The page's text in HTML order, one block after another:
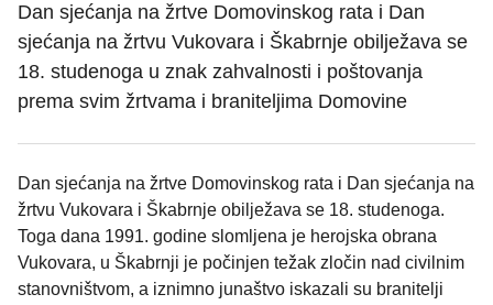
Dan sjećanja na žrtve Domovinskog rata i Dan
sjećanja na žrtvu Vukovara i Škabrnje obilježava se
18. studenoga u znak zahvalnosti i poštovanja
prema svim žrtvama i braniteljima Domovine
Dan sjećanja na žrtve Domovinskog rata i Dan sjećanja na
žrtvu Vukovara i Škabrnje obilježava se 18. studenoga.
Toga dana 1991. godine slomljena je herojska obrana
Vukovara, u Škabrnji je počinjen težak zločin nad civilnim
stanovništvom, a iznimno junaštvo iskazali su branitelji